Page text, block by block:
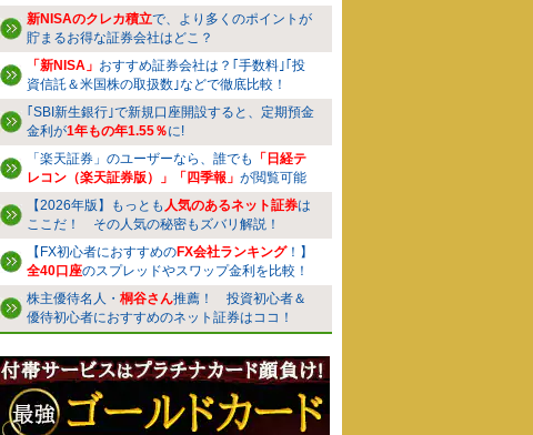
新NISAのクレカ積立で、より多くのポイントが
貯まるお得な証券会社はどこ？
「新NISA」 おすすめ証券会社は？｢手数料｣｢投
資信託＆米国株の取扱数｣などで徹底比較！
｢SBI新生銀行｣で新規口座開設すると、定期預金
金利が1年もの年1.55％に!
「楽天証券」のユーザーなら、誰でも
「日経テ
レコン（楽天証券版）」「四季報」 が閲覧可能
【2026年版】もっとも 人気のあるネット証券は
ここだ！ その人気の秘密もズバリ解説！
【FX初心者におすすめのFX会社ランキング！】
全40口座のスプレッドやスワップ金利を比較！
株主優待名人・ 桐谷さん推薦！ 投資初心者＆
優待初心者におすすめのネット証券はココ！